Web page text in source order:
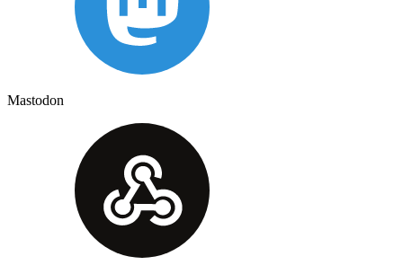
Mastodon